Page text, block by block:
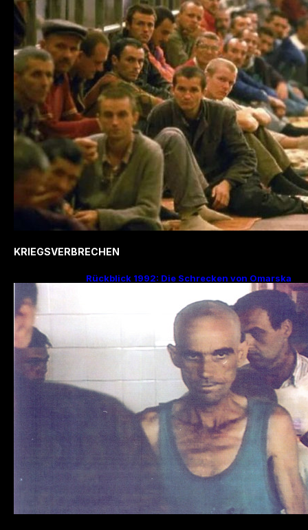
KRIEGSVERBRECHEN
Rückblick 1992: Die Schrecken von Omarska
– Ein düsteres Kapitel im Bosnienkrieg